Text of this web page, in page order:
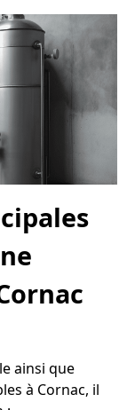
ainsi que
à Cornac, il